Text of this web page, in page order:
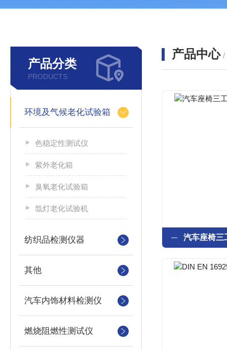
产品分类
PRODUCTS
环境及气候老化试验箱
色稳定性测试仪
紫外老化箱
臭氧老化试验箱
氙灯老化试验机
纺织品检测仪器
其他
汽车内饰材料检测仪
燃烧阻燃性测试仪
产品中心 /